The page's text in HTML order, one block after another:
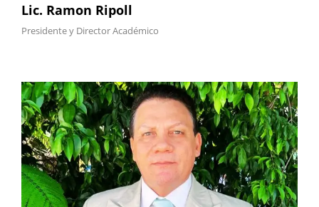
Lic. Ramon Ripoll
Presidente y Director Académico